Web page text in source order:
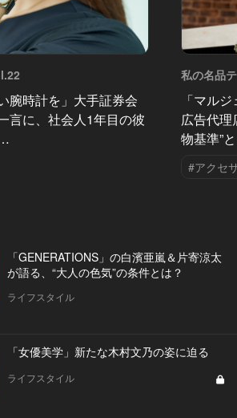
腕時計を」大手証券会
言に、社会人1年目の彼
私の名品
「マル
広告代理
物基準”
#アクセ
「GENERATIONS」の白濱亜嵐＆片寄涼太
が語る、“大人の色気”の条件とは？
ライフスタイル
「女優美学」新たな木村文乃の姿に迫る
ライフスタイル